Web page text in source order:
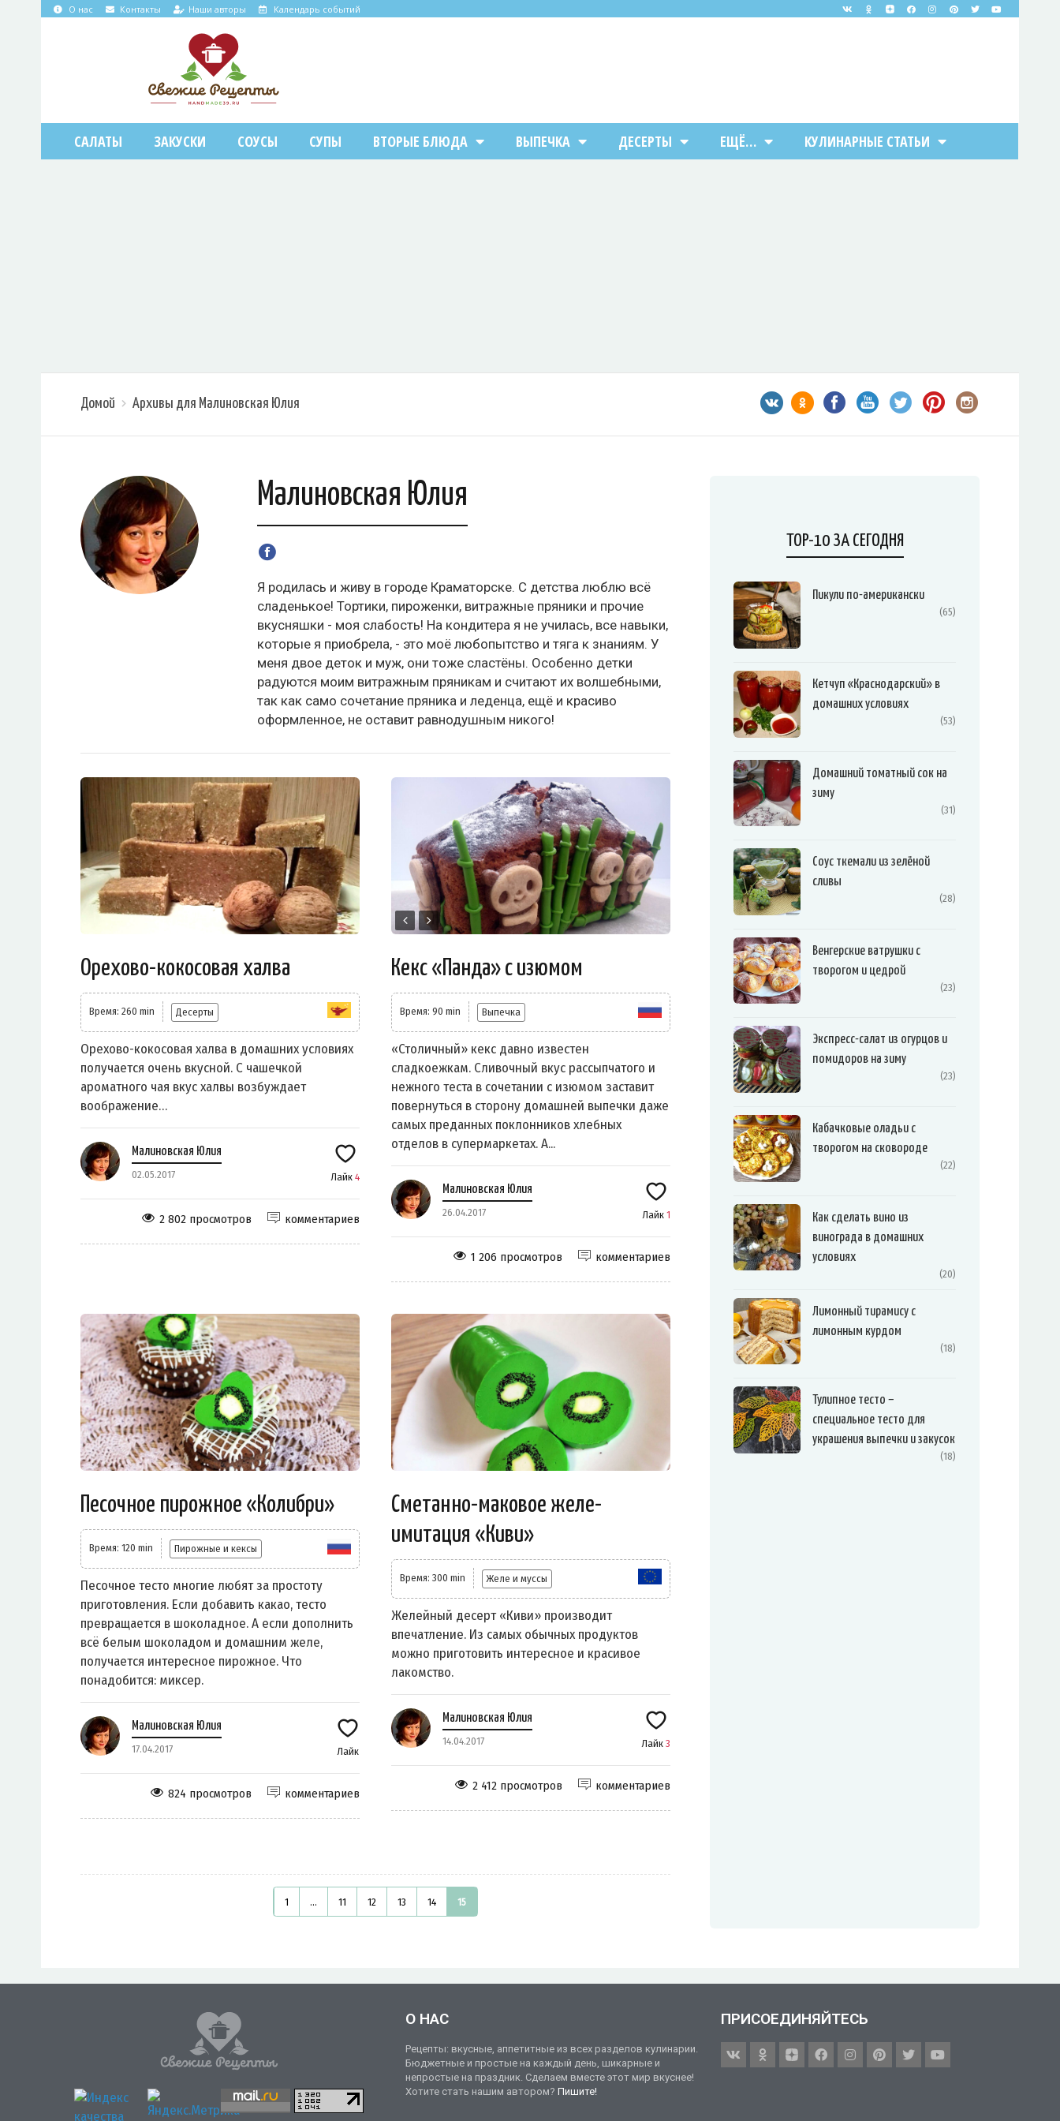
О нас Контакты Наши авторы Календарь событий
САЛАТЫ ЗАКУСКИ СОУСЫ СУПЫ ВТОРЫЕ БЛЮДА ВЫПЕЧКА ДЕСЕРТЫ ЕЩЁ… КУЛИНАРНЫЕ СТАТЬИ
Домой Архивы для Малиновская Юлия
Малиновская Юлия
Я родилась и живу в городе Краматорске. C детства люблю всё
сладенькое! Тортики, пироженки, витражные пряники и прочие
вкусняшки - моя слабость! На кондитера я не училась, все навыки,
которые я приобрела, - это моё любопытство и тяга к знаниям. У
меня двое деток и муж, они тоже сластёны. Особенно детки
радуются моим витражным пряникам и считают их волшебными,
так как само сочетание пряника и леденца, ещё и красиво
оформленное, не оставит равнодушным никого!
Орехово-кокосовая халва
Время: 260 min Десерты
Орехово-кокосовая халва в домашних условиях
получается очень вкусной. С чашечкой
ароматного чая вкус халвы возбуждает
воображение…
Малиновская Юлия
02.05.2017 Лайк 4
комментариев
2 802 просмотров
Кекс «Панда» с изюмом
Время: 90 min Выпечка
«Столичный» кекс давно известен
сладкоежкам. Сливочный вкус рассыпчатого и
нежного теста в сочетании с изюмом заставит
повернуться в сторону домашней выпечки даже
самых преданных поклонников хлебных
отделов в супермаркетах. А...
Малиновская Юлия
26.04.2017 Лайк 1
комментариев
1 206 просмотров
Песочное пирожное «Колибри»
Время: 120 min Пирожные и кексы
Песочное тесто многие любят за простоту
приготовления. Если добавить какао, тесто
превращается в шоколадное. А если дополнить
всё белым шоколадом и домашним желе,
получается интересное пирожное. Что
понадобится: миксер.
Малиновская Юлия
17.04.2017 Лайк
комментариев
824 просмотров
Сметанно-маковое желе-
имитация «Киви»
Время: 300 min Желе и муссы
Желейный десерт «Киви» производит
впечатление. Из самых обычных продуктов
можно приготовить интересное и красивое
лакомство.
Малиновская Юлия
14.04.2017 Лайк 3
комментариев
2 412 просмотров
1 ... 11 12 13 14 15
TOP-10 ЗА СЕГОДНЯ
Пикули по-американски
(65)
Кетчуп «Краснодарский» в
домашних условиях
(53)
Домашний томатный сок на
зиму
(31)
Соус ткемали из зелёной
сливы
(28)
Венгерские ватрушки с
творогом и цедрой
(23)
Экспресс-салат из огурцов и
помидоров на зиму
(23)
Кабачковые оладьи с
творогом на сковороде
(22)
Как сделать вино из
винограда в домашних
условиях
(20)
Лимонный тирамису с
лимонным курдом
(18)
Тулипное тесто –
специальное тесто для
украшения выпечки и закусок
(18)
О НАС
Рецепты: вкусные, аппетитные из всех разделов кулинарии.
Бюджетные и простые на каждый день, шикарные и
непростые на праздник. Сделаем вместе этот мир вкуснее!
Хотите стать нашим автором? Пишите!
ПРИСОЕДИНЯЙТЕСЬ